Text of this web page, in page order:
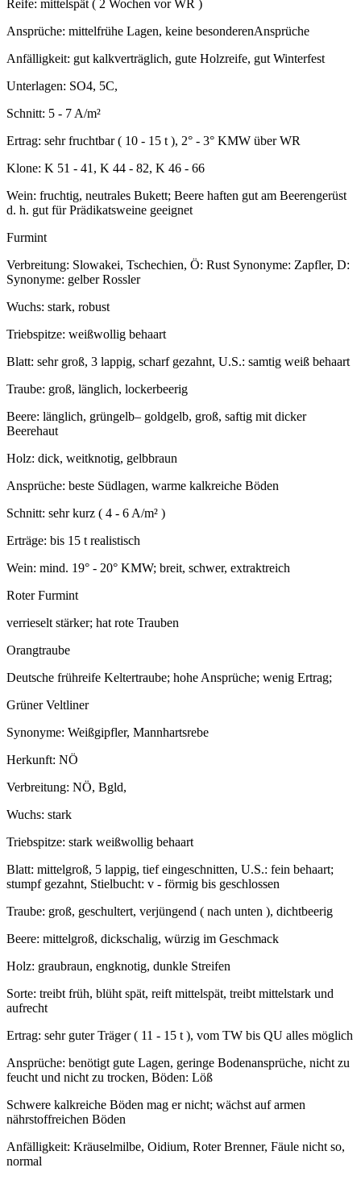
Reife: mittelspät ( 2 Wochen vor WR )
Ansprüche: mittelfrühe Lagen, keine besonderenAnsprüche
Anfälligkeit: gut kalkverträglich, gute Holzreife, gut Winterfest
Unterlagen: SO4, 5C,
Schnitt: 5 - 7 A/m²
Ertrag: sehr fruchtbar ( 10 - 15 t ), 2° - 3° KMW über WR
Klone: K 51 - 41, K 44 - 82, K 46 - 66
Wein: fruchtig, neutrales Bukett; Beere haften gut am Beerengerüst
d. h. gut für Prädikatsweine geeignet
Furmint
Verbreitung: Slowakei, Tschechien, Ö: Rust Synonyme: Zapfler, D:
Synonyme: gelber Rossler
Wuchs: stark, robust
Triebspitze: weißwollig behaart
Blatt: sehr groß, 3 lappig, scharf gezahnt, U.S.: samtig weiß behaart
Traube: groß, länglich, lockerbeerig
Beere: länglich, grüngelb– goldgelb, groß, saftig mit dicker
Beerehaut
Holz: dick, weitknotig, gelbbraun
Ansprüche: beste Südlagen, warme kalkreiche Böden
Schnitt: sehr kurz ( 4 - 6 A/m² )
Erträge: bis 15 t realistisch
Wein: mind. 19° - 20° KMW; breit, schwer, extraktreich
Roter Furmint
verrieselt stärker; hat rote Trauben
Orangtraube
Deutsche frühreife Keltertraube; hohe Ansprüche; wenig Ertrag;
Grüner Veltliner
Synonyme: Weißgipfler, Mannhartsrebe
Herkunft: NÖ
Verbreitung: NÖ, Bgld,
Wuchs: stark
Triebspitze: stark weißwollig behaart
Blatt: mittelgroß, 5 lappig, tief eingeschnitten, U.S.: fein behaart;
stumpf gezahnt, Stielbucht: v - förmig bis geschlossen
Traube: groß, geschultert, verjüngend ( nach unten ), dichtbeerig
Beere: mittelgroß, dickschalig, würzig im Geschmack
Holz: graubraun, engknotig, dunkle Streifen
Sorte: treibt früh, blüht spät, reift mittelspät, treibt mittelstark und
aufrecht
Ertrag: sehr guter Träger ( 11 - 15 t ), vom TW bis QU alles möglich
Ansprüche: benötigt gute Lagen, geringe Bodenansprüche, nicht zu
feucht und nicht zu trocken, Böden: Löß
Schwere kalkreiche Böden mag er nicht; wächst auf armen
nährstoffreichen Böden
Anfälligkeit: Kräuselmilbe, Oidium, Roter Brenner, Fäule nicht so,
normal